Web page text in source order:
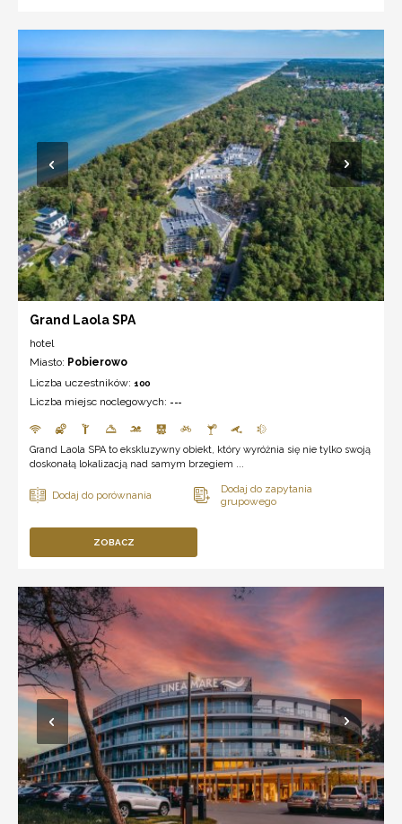
Grand Laola SPA
hotel
Miasto: Pobierowo
Liczba uczestników: 100
Liczba miejsc noclegowych: ---
Grand Laola SPA to ekskluzywny obiekt, który wyróżnia się nie tylko swoją
doskonałą lokalizacją nad samym brzegiem ...
ZOBACZ